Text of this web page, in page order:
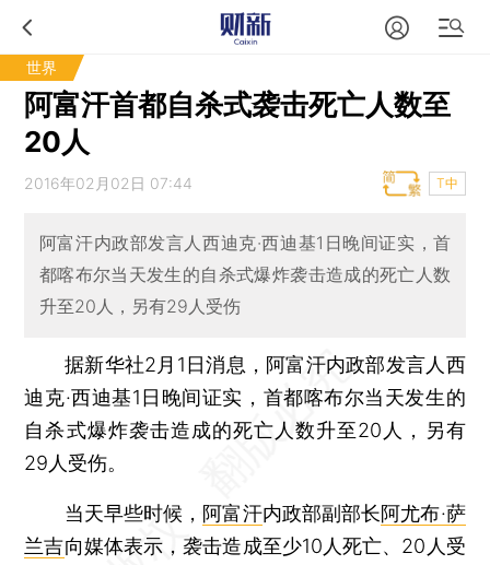
世界
阿富汗首都自杀式袭击死亡人数至
20人
2016年02月02日 07:44 T中
阿富汗内政部发言人西迪克·西迪基1日晚间证实，首
都喀布尔当天发生的自杀式爆炸袭击造成的死亡人数
升至20人，另有29人受伤
据新华社2月1日消息，阿富汗内政部发言人西
迪克·西迪基1日晚间证实，首都喀布尔当天发生的
自杀式爆炸袭击造成的死亡人数升至20人，另有
29人受伤。
当天早些时候， 阿富汗内政部副部长阿尤布·萨
兰吉向媒体表示，袭击造成至少10人死亡、20人受